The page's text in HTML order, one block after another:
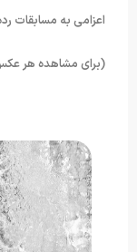
اعزامی به مسابقات رده‌های
(برای مشاهده هر